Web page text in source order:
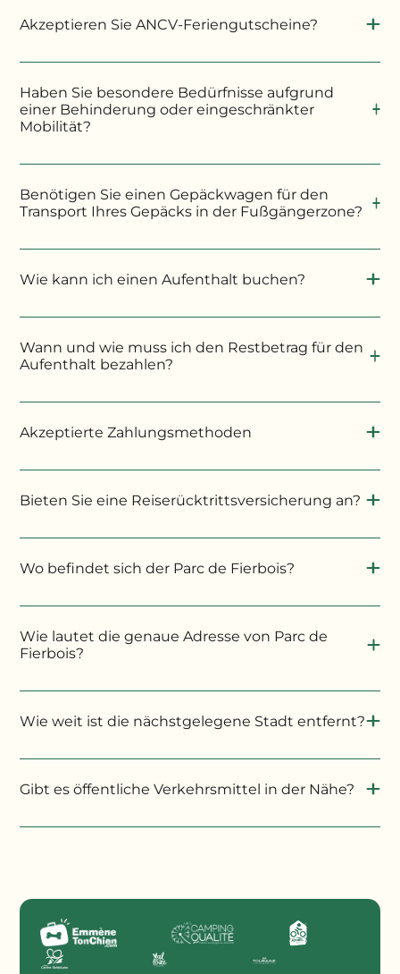
Akzeptieren Sie ANCV-Feriengutscheine?
Haben Sie besondere Bedürfnisse aufgrund
einer Behinderung oder eingeschränkter
Mobilität?
Benötigen Sie einen Gepäckwagen für den
Transport Ihres Gepäcks in der Fußgängerzone?
Wie kann ich einen Aufenthalt buchen?
Telefonisch
Wann und wie muss ich den Restbetrag für den
Aufenthalt bezahlen?
Akzeptierte Zahlungsmethoden
1870 7006 4200 1213 8956318 / BIC: CCBPFRPPVER
avenue Victor Hugo, 37300 Joué-lès-Tours
Bieten Sie eine Reiserücktrittsversicherung an?
Campez couvert ab
Ohne Versicherung werden die gezahlten
Wo befindet sich der Parc de Fierbois?
Wie lautet die genaue Adresse von Parc de
Fierbois?
Wie weit ist die nächstgelegene Stadt entfernt?
Gibt es öffentliche Verkehrsmittel in der Nähe?